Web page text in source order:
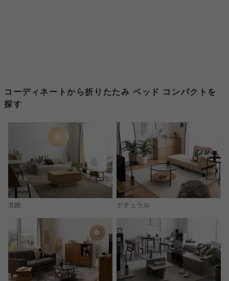
コーディネートから折りたたみ ベッド コンパクトを
探す
北欧 ナチュラル